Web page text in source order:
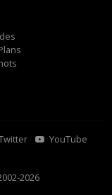
YouTube
2026